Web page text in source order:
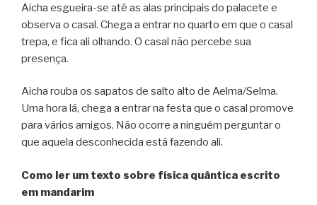
Aicha esgueira-se até as alas principais do palacete e
observa o casal. Chega a entrar no quarto em que o casal
trepa, e fica ali olhando. O casal não percebe sua
presença.
Aicha rouba os sapatos de salto alto de Aelma/Selma.
Uma hora lá, chega a entrar na festa que o casal promove
para vários amigos. Não ocorre a ninguém perguntar o
que aquela desconhecida está fazendo ali.
Como ler um texto sobre física quântica escrito
em mandarim